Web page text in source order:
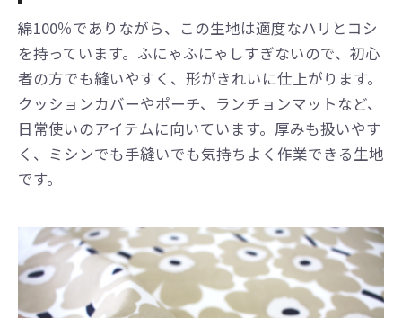
綿100％でありながら、この生地は適度なハリとコシ
を持っています。ふにゃふにゃしすぎないので、初心
者の方でも縫いやすく、形がきれいに仕上がります。
クッションカバーやポーチ、ランチョンマットなど、
日常使いのアイテムに向いています。厚みも扱いやす
く、ミシンでも手縫いでも気持ちよく作業できる生地
です。